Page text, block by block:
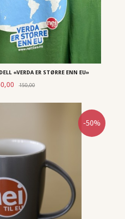
«VERDA ER STØRRE ENN EU»
150,00Rabatt
-50%